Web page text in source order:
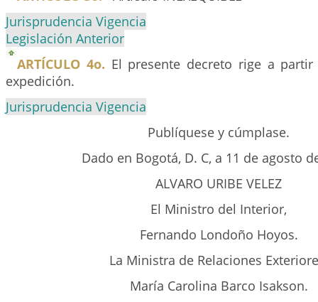
Jurisprudencia Vigencia
Legislación Anterior
ARTÍCULO 4o. El presente decreto rige a
expedición.
Jurisprudencia Vigencia
Publíquese y cúmplase.
Dado en Bogotá, D. C, a 11 de agosto
ALVARO URIBE VELEZ
El Ministro del Interior,
Fernando Londoño Hoyos.
La Ministra de Relaciones
María Carolina Barco Isakson.